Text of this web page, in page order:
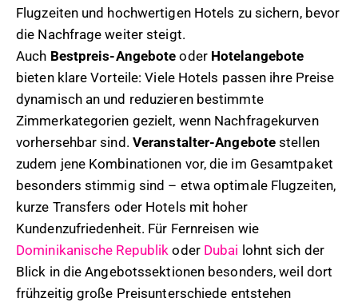
Flugzeiten und hochwertigen Hotels zu sichern, bevor
die Nachfrage weiter steigt.
Auch Bestpreis-Angebote oder Hotelangebote
bieten klare Vorteile: Viele Hotels passen ihre Preise
dynamisch an und reduzieren bestimmte
Zimmerkategorien gezielt, wenn Nachfragekurven
vorhersehbar sind. Veranstalter-Angebote stellen
zudem jene Kombinationen vor, die im Gesamtpaket
besonders stimmig sind – etwa optimale Flugzeiten,
kurze Transfers oder Hotels mit hoher
Kundenzufriedenheit. Für Fernreisen wie
Dominikanische Republik oder Dubai lohnt sich der
Blick in die Angebotssektionen besonders, weil dort
frühzeitig große Preisunterschiede entstehen